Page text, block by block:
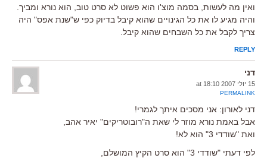
ואין מה לעשות, בסמה מוצ'ו הוא פשוט לא סרט טוב, הוא נורא ומביך.
והיה מגיע לו את כל הגינויים שהוא קיבל בדיוק כפי ש"שנת אפס" היה
צריך לקבל את כל השבחים שהוא קיבל.
REPLY
דני
15 יולי 2007 at 18:10
PERMALINK
דני לאורון: אני מסכים איתך לגמרי!
אבל באמת נורא מוזר לי שאת ה"רובוטריקים" יאיר אהב,
ואת "שודדי 3" הוא לא!
לפי דעתי "שודדי 3" הוא סרט הקיץ המושלם,